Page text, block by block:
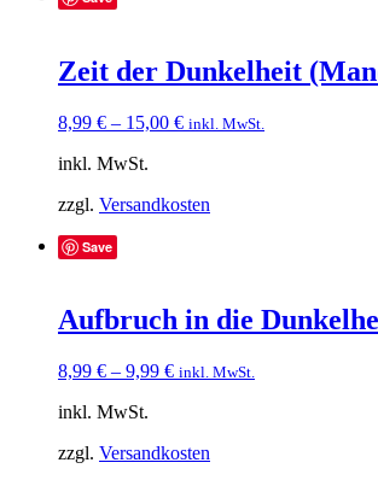
Zeit der Dunkelheit
8,99 € – 15,00 € inkl. MwSt.
inkl. MwSt.
zzgl. Versandkosten
Save
Aufbruch in die
8,99 € – 9,99 € inkl. MwSt.
inkl. MwSt.
zzgl. Versandkosten